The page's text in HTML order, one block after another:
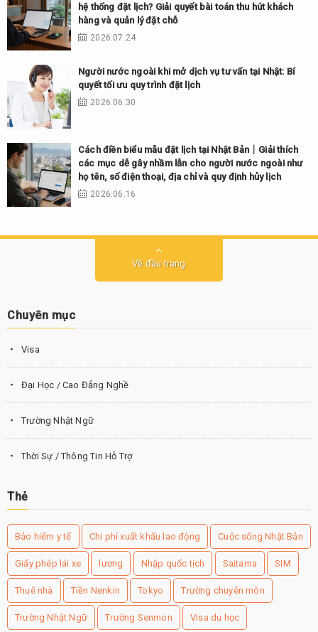
hệ thống đặt lịch? Giải quyết bài toán thu hút khách
hàng và quản lý đặt chỗ
2026.07.24
Người nước ngoài khi mở dịch vụ tư vấn tại Nhật: Bí
quyết tối ưu quy trình đặt lịch
2026.06.30
Cách điền biểu mẫu đặt lịch tại Nhật Bản｜Giải thích
các mục dễ gây nhầm lẫn cho người nước ngoài như
họ tên, số điện thoại, địa chỉ và quy định hủy lịch
2026.06.16
Về đầu trang
Chuyên mục
Visa
Đại Học / Cao Đẳng Nghề
Trường Nhật Ngữ
Thời Sự / Thông Tin Hỗ Trợ
Thẻ
Bảo hiểm y tế Chi phí xuất khẩu lao động Cuộc sống Nhật Bản
Giấy phép lái xe lương Nhập quốc tịch Saitama SIM
Thuê nhà Tiền Nenkin Tokyo Trường chuyên môn
Trường Nhật Ngữ Trường Senmon Visa du học